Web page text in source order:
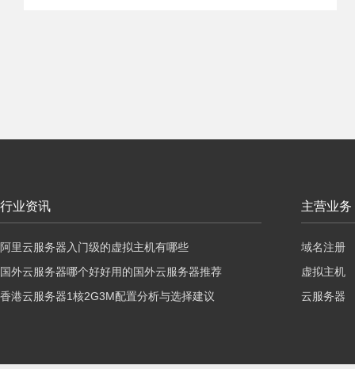
行业资讯
阿里云服务器入门级的虚拟主机有哪些
国外云服务器哪个好好用的国外云服务器推荐
香港云服务器1核2G3M配置分析与选择建议
主营业务
域名注册
虚拟主机
云服务器